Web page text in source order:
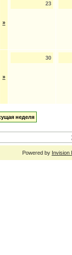
»
23
»
30
неделя
Powered by Invision